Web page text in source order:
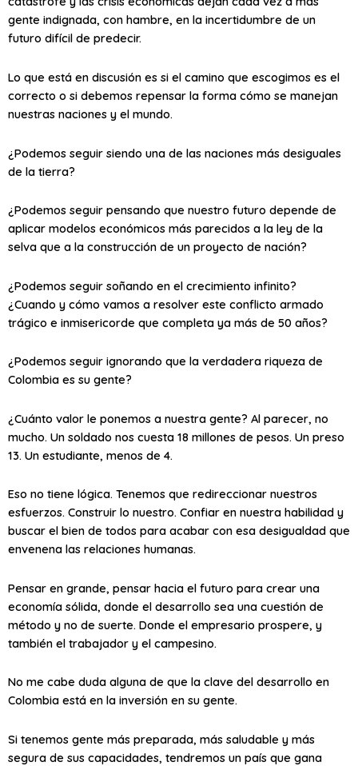
gente indignada, con hambre, en la incertidumbre de un
futuro difícil de predecir.
Lo que está en discusión es si el camino que escogimos es el
correcto o si debemos repensar la forma cómo se manejan
nuestras naciones y el mundo.
¿Podemos seguir siendo una de las naciones más desiguales
de la tierra?
¿Podemos seguir pensando que nuestro futuro depende de
aplicar modelos económicos más parecidos a la ley de la
selva que a la construcción de un proyecto de nación?
¿Podemos seguir soñando en el crecimiento infinito?
¿Cuando y cómo vamos a resolver este conflicto armado
trágico e inmisericorde que completa ya más de 50 años?
¿Podemos seguir ignorando que la verdadera riqueza de
Colombia es su gente?
¿Cuánto valor le ponemos a nuestra gente? Al parecer, no
mucho. Un soldado nos cuesta 18 millones de pesos. Un preso
13. Un estudiante, menos de 4.
Eso no tiene lógica. Tenemos que redireccionar nuestros
esfuerzos. Construir lo nuestro. Confiar en nuestra habilidad y
buscar el bien de todos para acabar con esa desigualdad que
envenena las relaciones humanas.
Pensar en grande, pensar hacia el futuro para crear una
economía sólida, donde el desarrollo sea una cuestión de
método y no de suerte. Donde el empresario prospere, y
también el trabajador y el campesino.
No me cabe duda alguna de que la clave del desarrollo en
Colombia está en la inversión en su gente.
Si tenemos gente más preparada, más saludable y más
segura de sus capacidades, tendremos un país que gana